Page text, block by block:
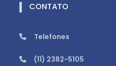
CONTATO
Telefones
(11) 2382-5105